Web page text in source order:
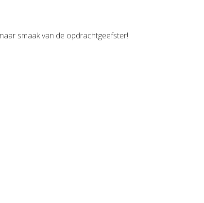
smaak van de opdrachtgeefster!